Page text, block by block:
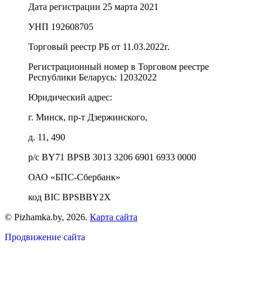
Дата регистрации 25 марта 2021
УНП 192608705
Торговый реестр РБ от 11.03.2022г.
Регистрационный номер в Торговом реестре
Республики Беларусь: 12032022
Юридический адрес:
г. Минск, пр-т Дзержинского,
д. 11, 490
р/с BY71 BPSB 3013 3206 6901 6933 0000
ОАО «БПС-Сбербанк»
код BIC BPSBBY2X
© Pizhamka.by, 2026. Карта сайта
Продвижение сайта